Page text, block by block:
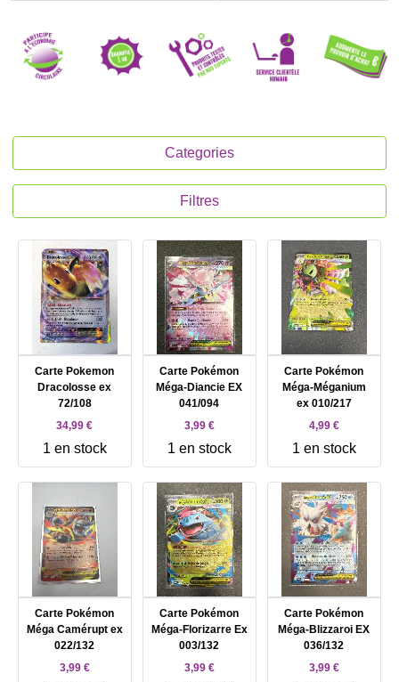
Categories
Filtres
Carte Pokemon
Dracolosse ex
72/108
34,99 €
1 en stock
Carte Pokémon
Méga-Diancie EX
041/094
3,99 €
1 en stock
Carte Pokémon
Méga-Méganium
ex 010/217
4,99 €
1 en stock
Carte Pokémon
Méga Camérupt ex
022/132
3,99 €
Carte Pokémon
Méga-Florizarre Ex
003/132
3,99 €
Carte Pokémon
Méga-Blizzaroi EX
036/132
3,99 €